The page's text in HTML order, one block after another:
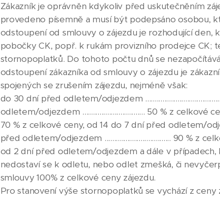
Zákazník je oprávněn kdykoliv před uskutečněním
provedeno písemně a musí být podepsáno osobou,
odstoupení od smlouvy o zájezdu je rozhodující
pobočky CK, popř. k rukám provizního prodejce
stornopoplatků. Do tohoto počtu dnů se
odstoupení zákazníka od smlouvy o zájezdu je
spojených se zrušením zájezdu, nejméně však:
do 30 dní před odletem/odjezdem
odletem/odjezdem ................................. 50 % z celkové
70 % z celkové ceny, od 14 do 7 dní před odletem/
před odletem/odjezdem ................................... 90 % z
od 2 dní před odletem/odjezdem a dále v případech,
nedostaví se k odletu, nebo odlet zmešká, či
smlouvy 100% z celkové ceny zájezdu.
Pro stanovení výše stornopoplatků se vychází z ceny